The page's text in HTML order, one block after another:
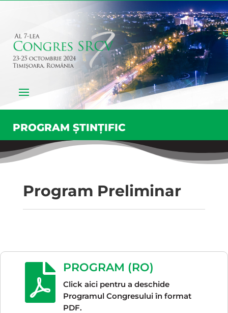
PROGRAM ȘTINȚIFIC
Program Preliminar
 PROGRAM (RO)
Click aici pentru a deschide
Programul Congresului în format
PDF.